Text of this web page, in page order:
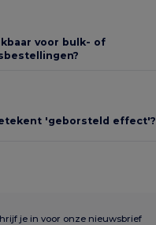
voor bulk- of
'geborsteld effect'?
je in voor onze nieuwsbrief